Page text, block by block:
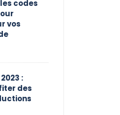
codes
vos
:
des